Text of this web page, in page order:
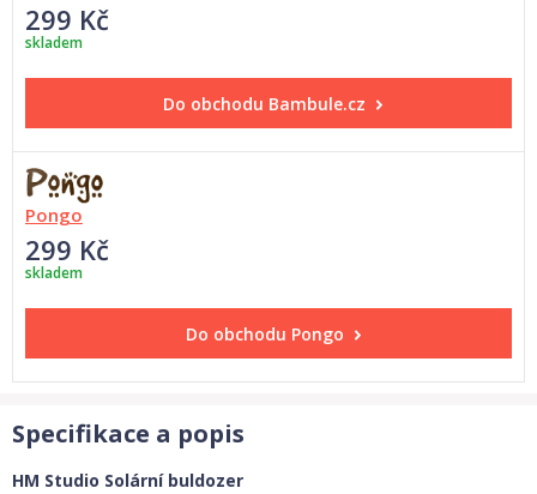
299 Kč
skladem
Do obchodu Bambule.cz
Pongo
299 Kč
skladem
Do obchodu Pongo
Specifikace a popis
HM Studio Solární buldozer